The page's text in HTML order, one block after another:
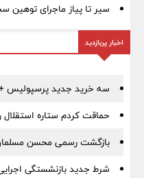
سیر تا پیاز ماجرای توهین
اخبار پربازدید
سه خرید جدید پرسپولیس
حماقت کردم ستاره استقلال
بازگشت رسمی محسن